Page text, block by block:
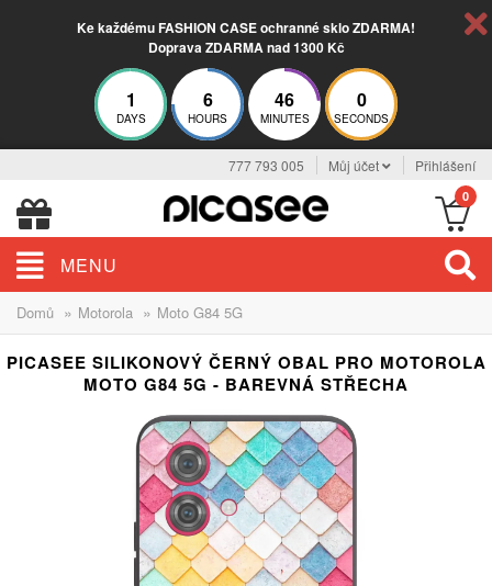
Ke každému FASHION CASE ochranné sklo ZDARMA!
Doprava ZDARMA nad 1300 Kč
1
DAYS
6
HOURS
45
MINUTES
59
SECONDS
777 793 005 Můj účet Přihlášení
0
MENU
Domů » Motorola » Moto G84 5G
PICASEE SILIKONOVÝ ČERNÝ OBAL PRO MOTOROLA
MOTO G84 5G - BAREVNÁ STŘECHA